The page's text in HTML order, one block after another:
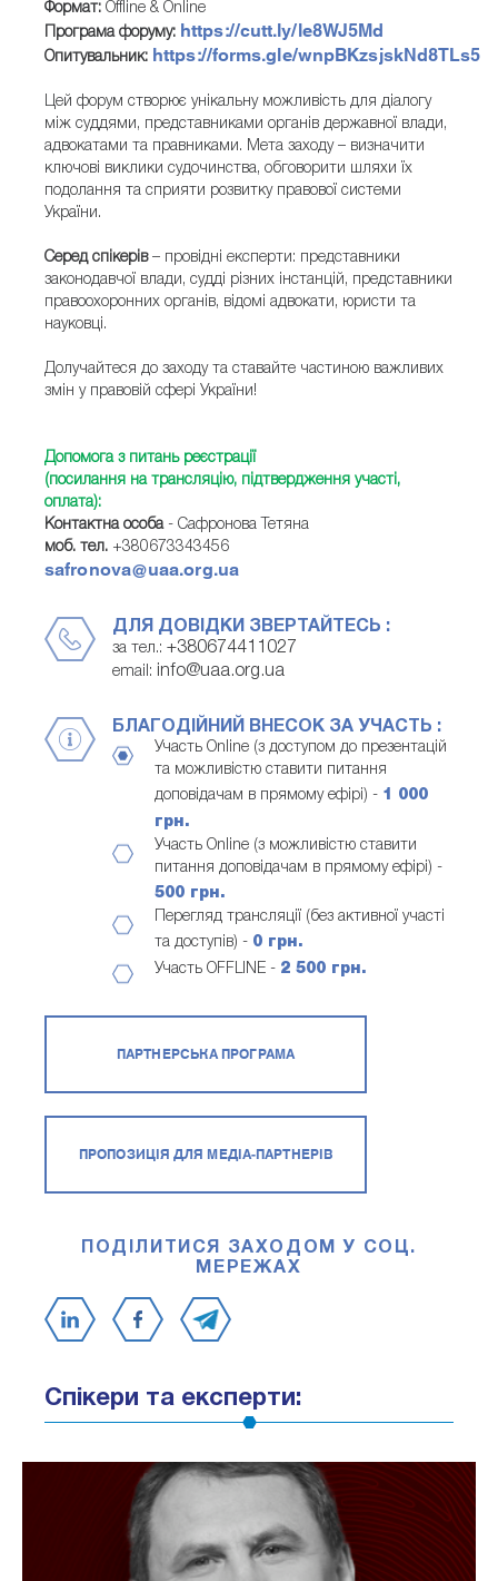
Формат: Offline & Online
Програма форуму: https://cutt.ly/le8WJ5Md
Опитувальник: https://forms.gle/wnpBKzsjskNd8TLs5
Цей форум створює унікальну можливість для діалогу
між суддями, представниками органів державної влади,
адвокатами та правниками. Мета заходу – визначити
ключові виклики судочинства, обговорити шляхи їх
подолання та сприяти розвитку правової системи
України.
Серед спікерів– провідні експерти: представники
законодавчої влади, судді різних інстанцій, представники
правоохоронних органів, відомі адвокати, юристи та
науковці.
Долучайтеся до заходу та ставайте частиною важливих
змін у правовій сфері України!
Допомога з питань реєстрації
(посилання на трансляцію, підтвердження участі,
оплата):
Контактна особа- Сафронова Тетяна
моб. тел. +380673343456
safronova@uaa.org.ua
ДЛЯ ДОВІДКИ ЗВЕРТАЙТЕСЬ :
за тел.: +380674411027
email: info@uaa.org.ua
БЛАГОДІЙНИЙ ВНЕСОК ЗА УЧАСТЬ :
Участь Online (з доступом до презентацій
та можливістю ставити питання
доповідачам в прямому ефірі) - 1 000
грн.
Участь Online (з можливістю ставити
питання доповідачам в прямому ефірі) -
500 грн.
Перегляд трансляції (без активної участі
та доступів) - 0 грн.
Участь OFFLINE - 2 500 грн.
ПАРТНЕРСЬКА ПРОГРАМА
ПРОПОЗИЦІЯ ДЛЯ МЕДІА-ПАРТНЕРІВ
ПОДІЛИТИСЯ ЗАХОДОМ У СОЦ.
МЕРЕЖАХ
Спікери та експерти: